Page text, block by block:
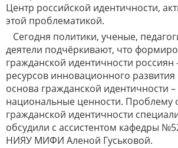
Центр российской идентичности,
этой проблематикой.
Сегодня политики, ученые,
деятели подчёркивают, что
гражданской идентичности россиян
ресурсов инновационного
основа гражданской идентичности
национальные ценности. Проблему
гражданской идентичности
обсудили с ассистентом кафедры
НИЯУ МИФИ Аленой Гуськовой.